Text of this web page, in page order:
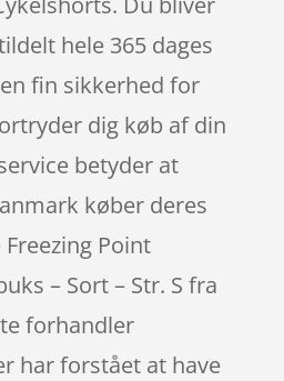
hele 365 dages
fin sikkerhed for
dig køb af din
betyder at
køber deres
Freezing Point
– Sort – Str. S fra
forhandler
har forstået at have